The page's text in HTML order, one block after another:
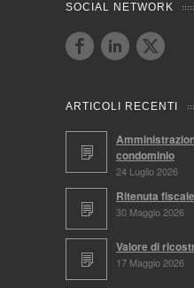
SOCIAL NETWORK
ARTICOLI RECENTI
condominio
24 Luglio 2026
Ritenuta
30 Maggio 2026
Valore di
17 Maggio 2026